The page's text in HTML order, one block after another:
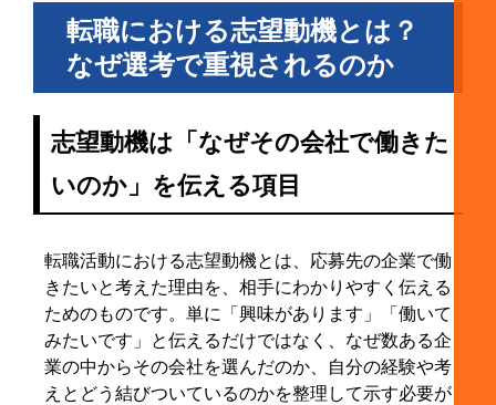
5. 転職の志望動機でよくあるNG例と改善ポイント
5-1. 退職理由と志望動機に一貫性がない
5-2. 「理念に共感しました」だけで終わっている
5-3. 「学ばせてください」と受け身になっている
る
ない
6. 【ケース別】転職の志望動機の考え方と書き分け
方
6-1. 同業種・同職種へ転職する場合の考え方
6-2. 未経験職種へ転職する場合の考え方
転職における志望動機とは？
なぜ選考で重視されるのか
志望動機は「なぜその会社で働きた
いのか」を伝える項目
転職活動における志望動機とは、応募先の企業で働
きたいと考えた理由を、相手にわかりやすく伝える
ためのものです。単に「興味があります」「働いて
みたいです」と伝えるだけではなく、なぜ数ある企
業の中からその会社を選んだのか、自分の経験や考
えとどう結びついているのかを整理して示す必要が